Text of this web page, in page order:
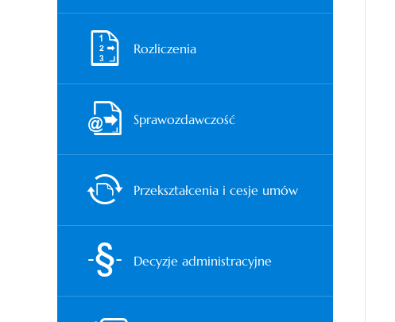
Rozliczenia
Sprawozdawczość
Przekształcenia i cesje umów
Decyzje administracyjne